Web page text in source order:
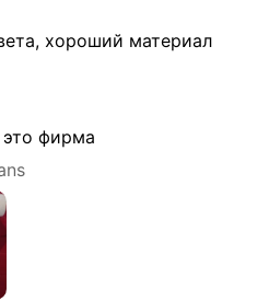
хороший материал
фирма